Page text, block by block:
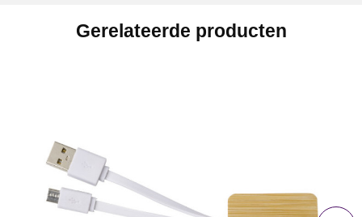
Gerelateerde producten